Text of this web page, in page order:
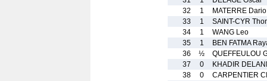
32
1 MATERRE Dario
33
1 SAINT-CYR
34
1 WANG Leo
35
1 BEN FATMA
36
½ QUEFFEULOU
37
0 KHADIR
38
0 CARPENTIER